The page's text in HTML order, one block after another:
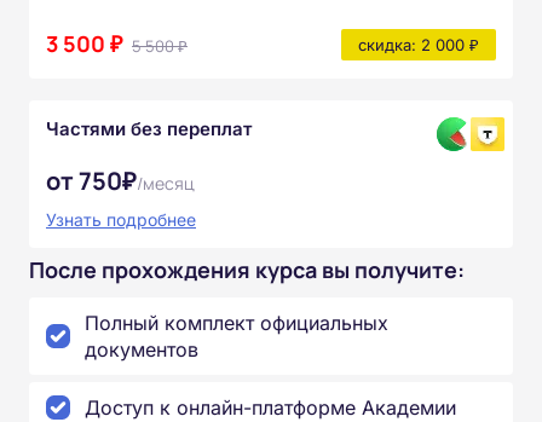
3 500 ₽ 5 500 ₽ скидка: 2 000 ₽
Частями без переплат
от 750₽/месяц
Узнать подробнее
После прохождения курса вы получите:
Полный комплект официальных
документов
Доступ к онлайн-платформе Академии